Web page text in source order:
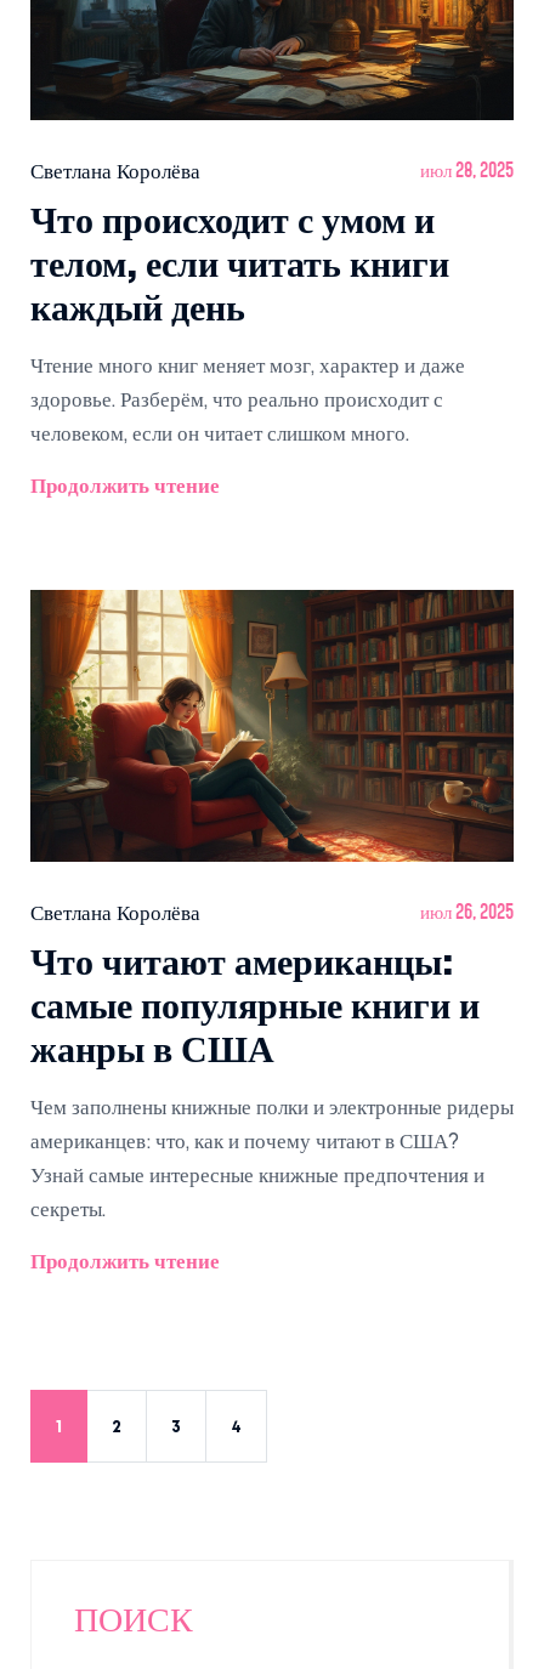
Светлана Королёва июл 28, 2025
Что происходит с умом и
телом, если читать книги
каждый день
Чтение много книг меняет мозг, характер и даже
здоровье. Разберём, что реально происходит с
человеком, если он читает слишком много.
Продолжить чтение
Светлана Королёва июл 26, 2025
Что читают американцы:
самые популярные книги и
жанры в США
Чем заполнены книжные полки и электронные ридеры
американцев: что, как и почему читают в США?
Узнай самые интересные книжные предпочтения и
секреты.
Продолжить чтение
1 2 3 4
ПОИСК